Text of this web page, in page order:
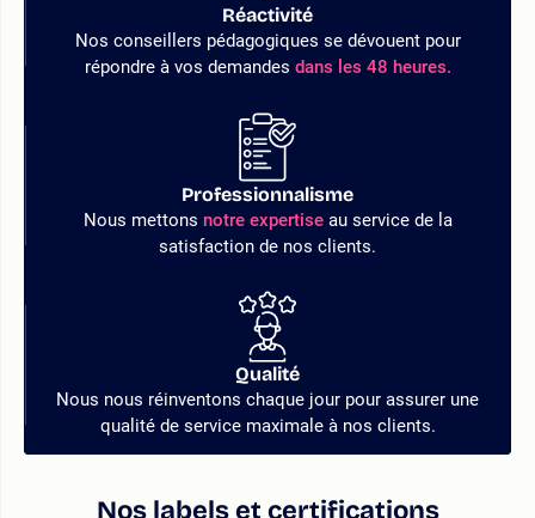
Réactivité
Nos conseillers pédagogiques se dévouent pour
répondre à vos demandes dans les 48 heures.
Professionnalisme
Nous mettons notre expertiseau service de la
satisfaction de nos clients.
Qualité
Nous nous réinventons chaque jour pour assurer une
qualité de service maximale à nos clients.
Nos labels et certifications